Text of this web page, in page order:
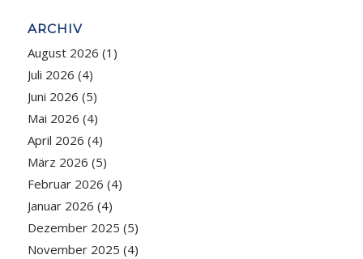
ARCHIV
August 2026 (1)
Juli 2026 (4)
Juni 2026 (5)
Mai 2026 (4)
April 2026 (4)
März 2026 (5)
Februar 2026 (4)
Januar 2026 (4)
Dezember 2025 (5)
November 2025 (4)